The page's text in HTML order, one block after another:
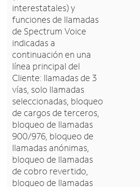
interestatales) y
funciones de llamadas
de Spectrum Voice
indicadas a
continuación en una
línea principal del
Cliente: llamadas de 3
vías, solo llamadas
seleccionadas, bloqueo
de cargos de terceros,
bloqueo de llamadas
900/976, bloqueo de
llamadas anónimas,
bloqueo de llamadas
de cobro revertido,
bloqueo de llamadas